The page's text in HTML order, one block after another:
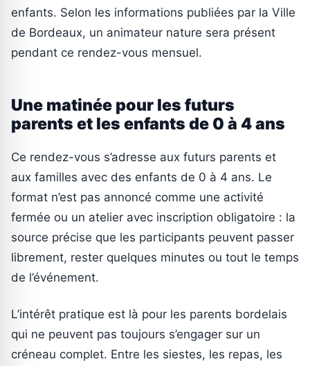
enfants. Selon les informations publiées par la Ville
de Bordeaux, un animateur nature sera présent
pendant ce rendez-vous mensuel.
Une matinée pour les futurs
parents et les enfants de 0 à 4 ans
Ce rendez-vous s’adresse aux futurs parents et
aux familles avec des enfants de 0 à 4 ans. Le
format n’est pas annoncé comme une activité
fermée ou un atelier avec inscription obligatoire : la
source précise que les participants peuvent passer
librement, rester quelques minutes ou tout le temps
de l’événement.
L’intérêt pratique est là pour les parents bordelais
qui ne peuvent pas toujours s’engager sur un
créneau complet. Entre les siestes, les repas, les